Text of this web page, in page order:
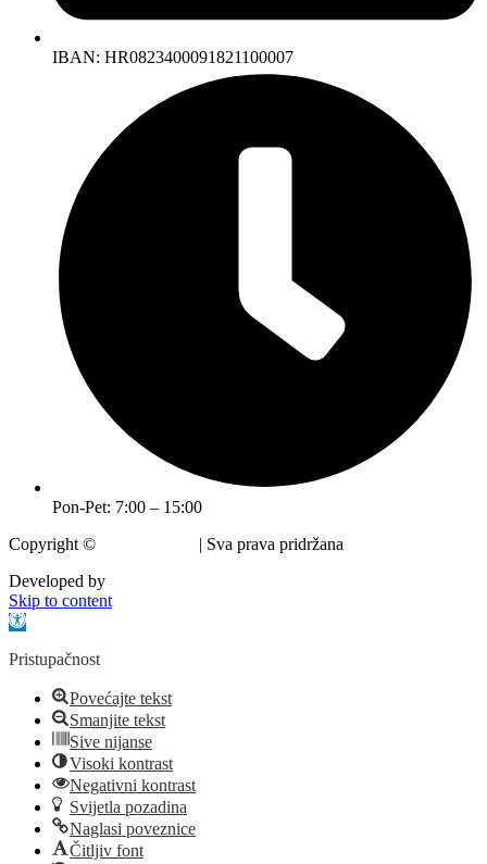
IBAN: HR0823400091821100007
Pon-Pet: 7:00 – 15:00
Copyright ©
| Sva prava pridržana
Developed by
Skip to content
Open toolbar
Pristupačnost
Povećajte tekst
Smanjite tekst
Sive nijanse
Visoki kontrast
Negativni kontrast
Svijetla pozadina
Naglasi poveznice
Čitljiv font